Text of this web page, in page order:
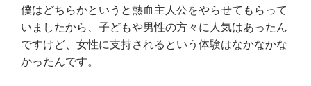
僕はどちらかというと熱血主人公をやらせてもらって
いましたから、子どもや男性の方々に人気はあったん
ですけど、女性に支持されるという体験はなかなかな
かったんです。